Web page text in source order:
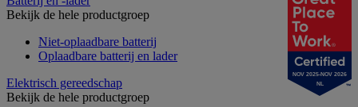
Bekijk de hele productgroep
Niet-oplaadbare batterij
Oplaadbare batterij en lader
Elektrisch gereedschap
Bekijk de hele productgroep
NOV 2025-NOV 2026
NL